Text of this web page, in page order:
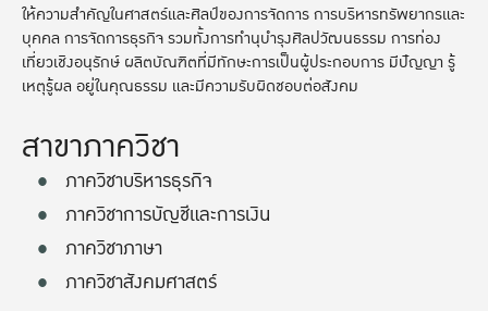
ให้ความสำคัญในศาสตร์และศิลป์ของการจัดการ การบริหารทรัพยากรและ
บุคคล การจัดการธุรกิจ รวมทั้งการทำนุบำรุงศิลปวัฒนธรรม การท่อง
เที่ยวเชิงอนุรักษ์ ผลิตบัณฑิตที่มีทักษะการเป็นผู้ประกอบการ มีปัญญา รู้
เหตุรู้ผล อยู่ในคุณธรรม และมีความรับผิดชอบต่อสังคม
สาขาภาควิชา
ภาควิชาบริหารธุรกิจ
ภาควิชาการบัญชีและการเงิน
ภาควิชาภาษา
ภาควิชาสังคมศาสตร์